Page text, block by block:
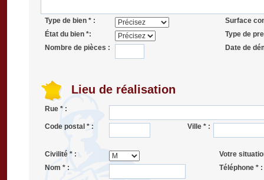
Type de bien * :
Surface
État du bien *:
Type de
Nombre de pièces :
Date de
Lieu de réalisation
Rue * :
Code postal * : Ville * :
Civilité * :
Votre
Nom * :
Téléphone * :